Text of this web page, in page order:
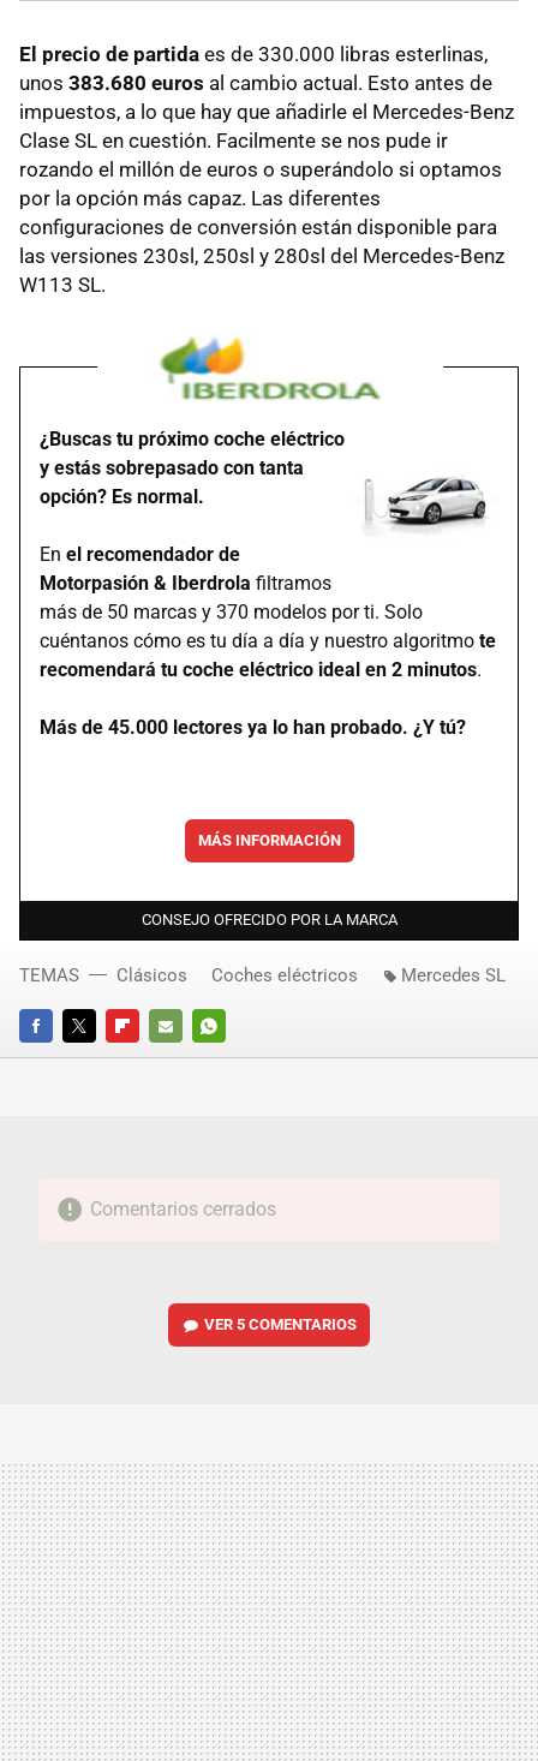
El precio de partida es de 330.000 libras esterlinas,
unos 383.680 euros al cambio actual. Esto antes de
impuestos, a lo que hay que añadirle el Mercedes-Benz
Clase SL en cuestión. Facilmente se nos pude ir
rozando el millón de euros o superándolo si optamos
por la opción más capaz. Las diferentes
configuraciones de conversión están disponible para
las versiones 230sl, 250sl y 280sl del Mercedes-Benz
W113 SL.
¿Buscas tu próximo coche eléctrico
y estás sobrepasado con tanta
opción? Es normal.
En el recomendador de
Motorpasión & Iberdrola filtramos
más de 50 marcas y 370 modelos por ti. Solo
cuéntanos cómo es tu día a día y nuestro algoritmo te
recomendará tu coche eléctrico ideal en 2 minutos.
Más de 45.000 lectores ya lo han probado. ¿Y tú?
MÁS INFORMACIÓN
CONSEJO OFRECIDO POR LA MARCA
FACEBOOKTWITTERFLIPBOARD
E-
WHATSAPP
TEMAS Clásicos Coches eléctricos Mercedes SL
Comentarios cerrados
VER5 COMENTARIOS